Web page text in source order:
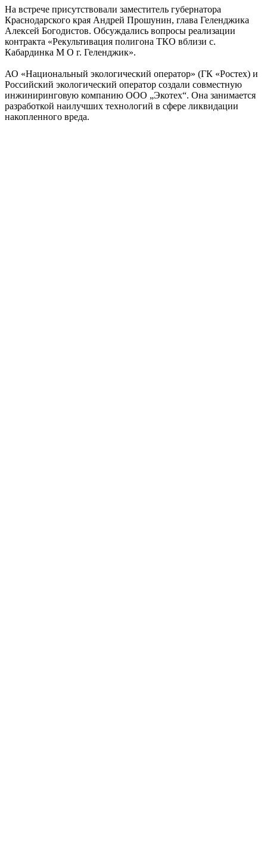
На встрече присутствовали заместитель губернатора
Краснодарского края Андрей Прошунин, глава Геленджика
Алексей Богодистов. Обсуждались вопросы реализации
контракта «Рекультивация полигона ТКО вблизи с.
Кабардинка М О г. Геленджик».
АО «Национальный экологический оператор» (ГК «Ростех) и
Российский экологический оператор создали совместную
инжиниринговую компанию ООО „Экотех“. Она занимается
разработкой наилучших технологий в сфере ликвидации
накопленного вреда.